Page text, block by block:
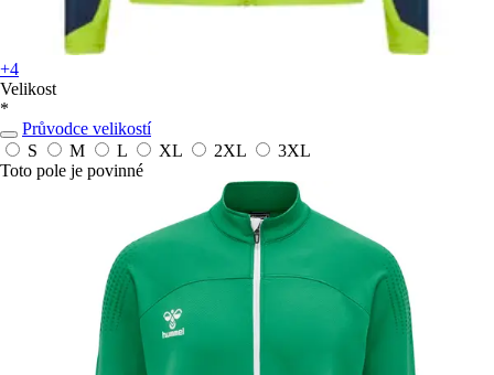
+4
Velikost
*
Průvodce velikostí
S
M L XL 2XL
3XL
Toto pole je povinné